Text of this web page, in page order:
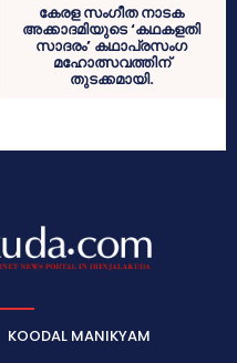
കേരള സംഗീത നാടക
അക്കാദമിയുടെ ‘കഥകളതി
സാദരം’ കഥാപ്രസംഗ
മഹോത്സവത്തിന്
തുടക്കമായി.
KOODAL MANIKYAM